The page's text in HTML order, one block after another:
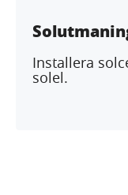
Installera
solel.